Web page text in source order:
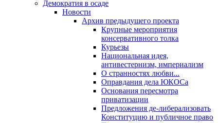
Демократия в осаде
Новости
Архив предыдущего проекта
Крупные мероприятия
консервативного толка
Курьезы
Национальная идея,
антивестернизм, империализм
О странностях любви...
Оправдания дела ЮКОСа
Основания пересмотра
приватизации
Предложения де-либерализовать
Конституцию и публичное право